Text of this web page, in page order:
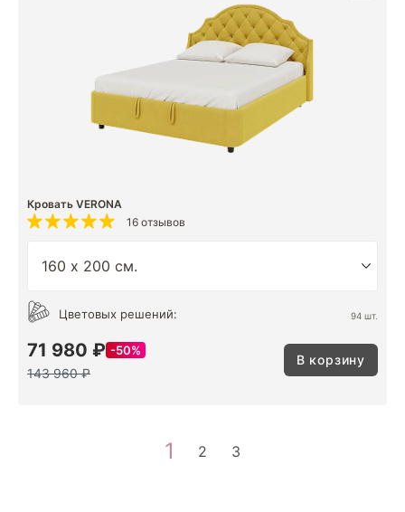
Кровать VERONA
16 отзывов
Цветовых решений: 94 шт.
71 980 ₽ 50%
143 960 ₽
В корзину
1 2 3